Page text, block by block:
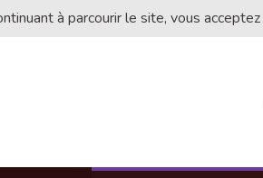
à parcourir le site, vous